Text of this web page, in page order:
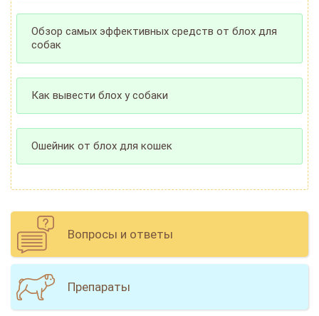
Обзор самых эффективных средств от блох для
собак
Как вывести блох у собаки
Ошейник от блох для кошек
Вопросы и ответы
Препараты